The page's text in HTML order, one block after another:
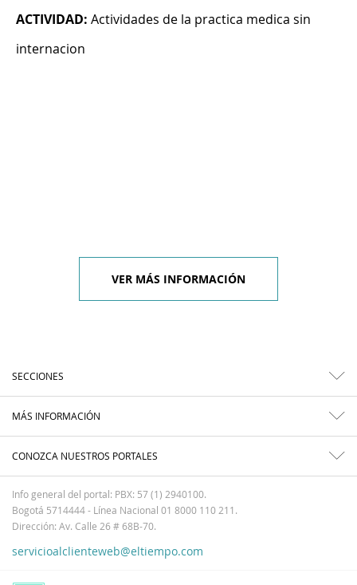
ACTIVIDAD: Actividades de la practica medica sin
internacion
VER MÁS INFORMACIÓN
SECCIONES
MÁS INFORMACIÓN
CONOZCA NUESTROS PORTALES
Info general del portal: PBX: 57 (1) 2940100.
Bogotá 5714444 - Línea Nacional 01 8000 110 211.
Dirección: Av. Calle 26 # 68B-70.
servicioalclienteweb@eltiempo.com